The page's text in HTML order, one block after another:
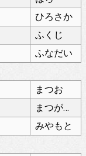
ひろさか
ふくじ
ふなだい
まつお
まつがした
みやもと